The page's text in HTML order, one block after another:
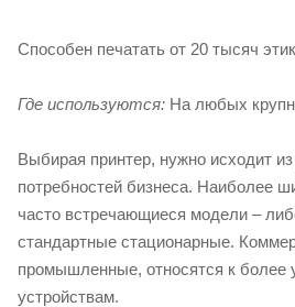
Способен печатать от 20 тысяч
Где используются: На любых
Выбирая принтер, нужно исходит
потребностей бизнеса. Наиболее
часто встречающиеся модели –
стандартные стационарные.
промышленные, относятся к более
устройствам.